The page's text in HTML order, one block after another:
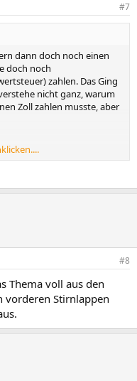
#7
dann doch noch einen
doch noch
zahlen. Das Ging
nicht ganz, warum
Zoll zahlen musste, aber
und kommt mit diversen
UI, erlaubt aber
vermutlich noch einige
sind. Es fühlt
der Hand. Wenn man
gibt es dort kein Gäste-
das macht - achja richtig,
das einen verteilten
hätte man auch auf
vorinstallieren
der GL-iNET Roadmap ist
#8
Thema voll aus den
vorderen Stirnlappen